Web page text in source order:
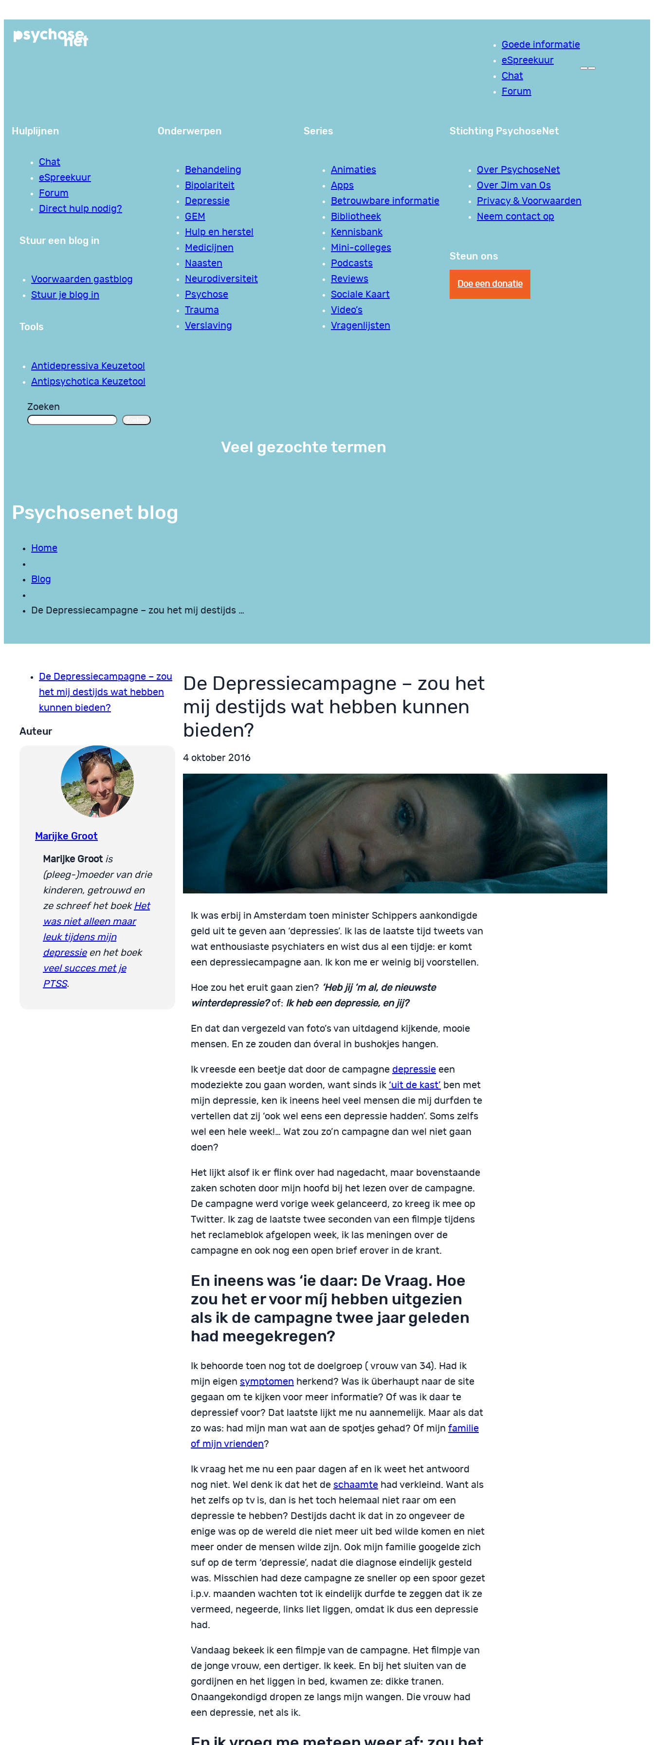
de
Goede informatie
eSpreekuur
Chat
Forum
Hulplijnen
Chat
eSpreekuur
Forum
Direct hulp nodig?
Stuur een blog in
Voorwaarden gastblog
Stuur je blog in
Tools
Antidepressiva Keuzetool
Antipsychotica Keuzetool
Onderwerpen
Behandeling
Bipolariteit
Depressie
GEM
Hulp en herstel
Medicijnen
Naasten
Neurodiversiteit
Psychose
Trauma
Verslaving
Series
Animaties
Apps
Betrouwbare informatie
Bibliotheek
Kennisbank
Mini-colleges
Podcasts
Reviews
Sociale Kaart
Video’s
Vragenlijsten
Stichting PsychoseNet
Over PsychoseNet
Over Jim van Os
Privacy & Voorwaarden
Neem contact op
Steun ons
Doe een donatie
Zoeken
Veel gezochte termen
Psychosenet blog
Home
Blog
De Depressiecampagne – zou het mij destijds …
De Depressiecampagne – zou
het mij destijds wat hebben
kunnen bieden?
Auteur
Marijke Groot
Marijke Groot is
(pleeg-)moeder van drie
kinderen, getrouwd en
ze schreef het boek Het
was niet alleen maar
leuk tijdens mijn
depressieen het boek
veel succes met je
PTSS.
De Depressiecampagne – zou het
mij destijds wat hebben kunnen
bieden?
4 oktober 2016
Ik was erbij in Amsterdam toen minister Schippers aankondigde
geld uit te geven aan ‘depressies’. Ik las de laatste tijd tweets van
wat enthousiaste psychiaters en wist dus al een tijdje: er komt
een depressiecampagne aan. Ik kon me er weinig bij voorstellen.
Hoe zou het eruit gaan zien? ‘Heb jij ‘m al, de nieuwste
winterdepressie?of: Ik heb een depressie, en jij?
En dat dan vergezeld van foto’s van uitdagend kijkende, mooie
mensen. En ze zouden dan óveral in bushokjes hangen.
Ik vreesde een beetje dat door de campagne depressie een
modeziekte zou gaan worden, want sinds ik ‘uit de kast’ ben met
mijn depressie, ken ik ineens heel veel mensen die mij durfden te
vertellen dat zij ‘ook wel eens een depressie hadden’. Soms zelfs
wel een hele week!… Wat zou zo’n campagne dan wel niet gaan
doen?
Het lijkt alsof ik er flink over had nagedacht, maar bovenstaande
zaken schoten door mijn hoofd bij het lezen over de campagne.
De campagne werd vorige week gelanceerd, zo kreeg ik mee op
Twitter. Ik zag de laatste twee seconden van een filmpje tijdens
het reclameblok afgelopen week, ik las meningen over de
campagne en ook nog een open brief erover in de krant.
En ineens was ‘ie daar: De Vraag. Hoe
zou het er voor míj hebben uitgezien
als ik de campagne twee jaar geleden
had meegekregen?
Ik behoorde toen nog tot de doelgroep ( vrouw van 34). Had ik
mijn eigen symptomen herkend? Was ik überhaupt naar de site
gegaan om te kijken voor meer informatie? Of was ik daar te
depressief voor? Dat laatste lijkt me nu aannemelijk. Maar als dat
zo was: had mijn man wat aan de spotjes gehad? Of mijn familie
of mijn vrienden?
Ik vraag het me nu een paar dagen af en ik weet het antwoord
nog niet. Wel denk ik dat het de schaamte had verkleind. Want als
het zelfs op tv is, dan is het toch helemaal niet raar om een
depressie te hebben? Destijds dacht ik dat in zo ongeveer de
enige was op de wereld die niet meer uit bed wilde komen en niet
meer onder de mensen wilde zijn. Ook mijn familie googelde zich
suf op de term ‘depressie’, nadat die diagnose eindelijk gesteld
was. Misschien had deze campagne ze sneller op een spoor gezet
i.p.v. maanden wachten tot ik eindelijk durfde te zeggen dat ik ze
vermeed, negeerde, links liet liggen, omdat ik dus een depressie
had.
Vandaag bekeek ik een filmpje van de campagne. Het filmpje van
de jonge vrouw, een dertiger. Ik keek. En bij het sluiten van de
gordijnen en het liggen in bed, kwamen ze: dikke tranen.
Onaangekondigd dropen ze langs mijn wangen. Die vrouw had
een depressie, net als ik.